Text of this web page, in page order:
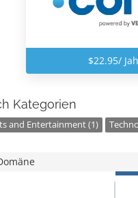
$22.95/
Kategorien
and Entertainment (1)